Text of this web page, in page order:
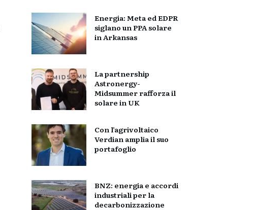
Energia: Meta ed EDPR
siglano un PPA solare
in Arkansas
La partnership
Astronergy-
Midsummer rafforza il
solare in UK
Con l’agrivoltaico
Verdian amplia il suo
portafoglio
BNZ: energia e accordi
industriali per la
decarbonizzazione